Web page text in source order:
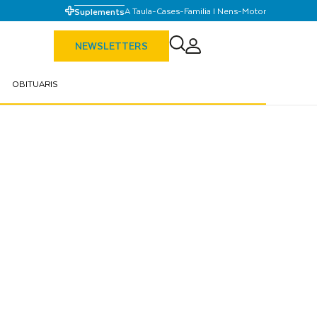
SuplementsA Taula-Cases-Familia I Nens-Motor
NEWSLETTERS
OBITUARIS